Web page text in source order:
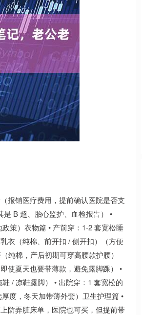
报销医疗费用，提前确认医院是否支
B 超、胎心监护、血检报告） •
策）衣物篇 • 产前穿：1-2 套宽松睡
衣（纯棉、前开扣 / 侧开扣）（方便
纯棉，产后初期可穿高腰款护腰）
使夏天也要带薄款，避免露脚踝） •
/ 凉鞋露脚） • 出院穿：1 套宽松的
度，冬天加带薄外套）卫生护理篇 •
防弄脏床单，医院也可买，但提前带